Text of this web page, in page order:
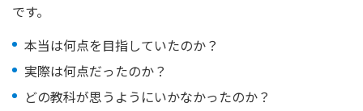
です。
本当は何点を目指していたのか？
実際は何点だったのか？
どの教科が思うようにいかなかったのか？